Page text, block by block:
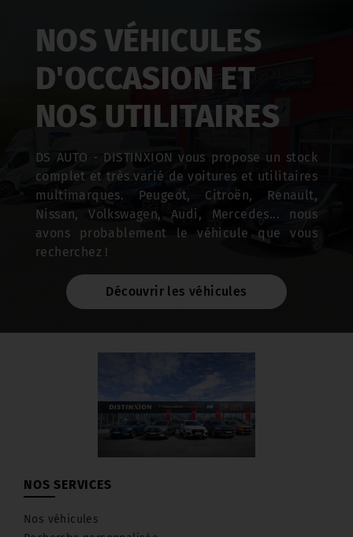
NOS VÉHICULES
D'OCCASION ET
NOS UTILITAIRES
DS AUTO - DISTINXION vous propose un stock
complet et très varié de voitures et utilitaires
multimarques. Peugeot, Citroën, Renault,
Nissan, Volkswagen, Audi, Mercedes... nous
avons probablement le véhicule que vous
recherchez !
Découvrir les véhicules
NOS SERVICES
Nos véhicules